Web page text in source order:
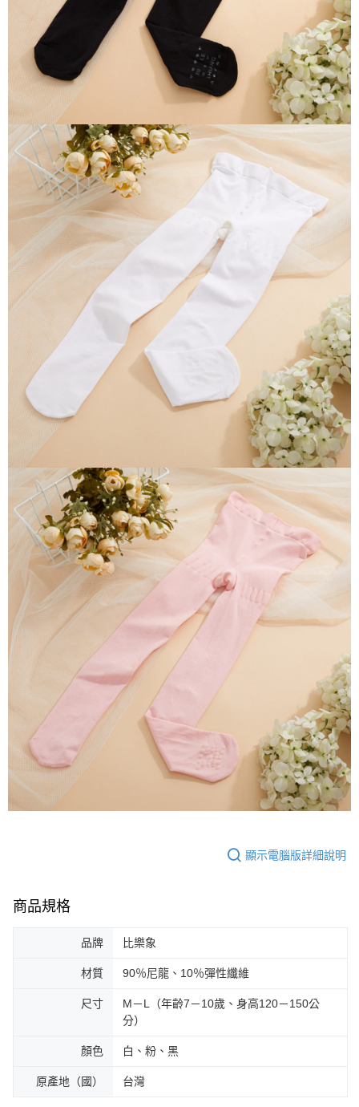
顯示電腦版詳細說明
商品規格
品牌 比樂象
材質 90％尼龍、10％彈性纖維
尺寸
M－L（年齡7－10歲、身高120－150公
分）
顏色 白、粉、黑
原產地（國） 台灣